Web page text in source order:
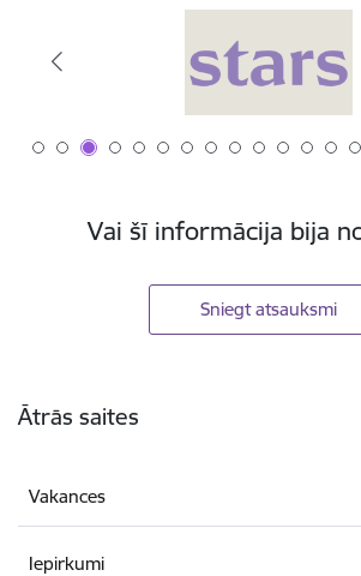
Vai šī informācija bija
Sniegt atsauksmi
Ātrās saites
Vakances
Iepirkumi